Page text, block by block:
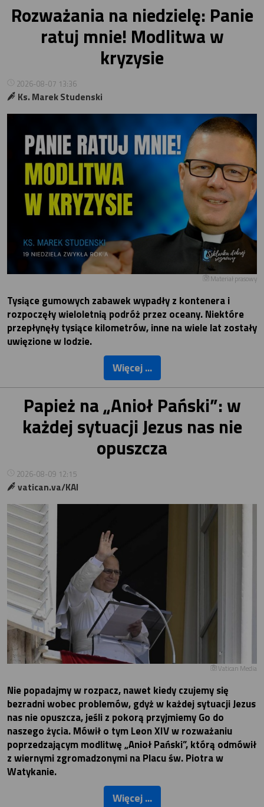
Rozważania na niedzielę: Panie
ratuj mnie! Modlitwa w
kryzysie
2026-08-07 13:36
Ks. Marek Studenski
Materiał prasowy
Tysiące gumowych zabawek wypadły z kontenera i
rozpoczęły wieloletnią podróż przez oceany. Niektóre
przepłynęły tysiące kilometrów, inne na wiele lat zostały
uwięzione w lodzie.
Więcej ...
Papież na „Anioł Pański”: w
każdej sytuacji Jezus nas nie
opuszcza
2026-08-09 12:15
vatican.va/KAI
Vatican Media
Nie popadajmy w rozpacz, nawet kiedy czujemy się
bezradni wobec problemów, gdyż w każdej sytuacji Jezus
nas nie opuszcza, jeśli z pokorą przyjmiemy Go do
naszego życia. Mówił o tym Leon XIV w rozważaniu
poprzedzającym modlitwę „Anioł Pański”, którą odmówił
z wiernymi zgromadzonymi na Placu św. Piotra w
Watykanie.
Więcej ...